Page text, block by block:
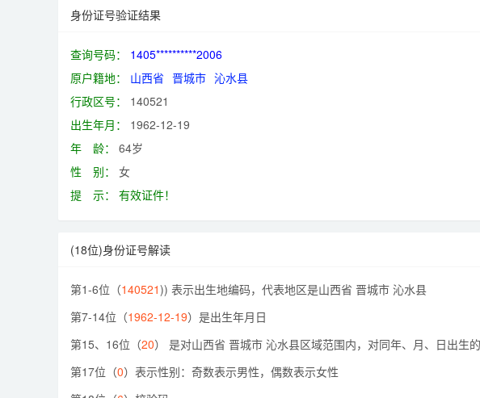
身份证号验证结果
查询号码：
1405**********2006
原户籍地：
山西省 晋城市 沁水县
行政区号：
140521
出生年月：
1962-12-19
年 龄：
64岁
性 别：
女
提 示：
有效证件！
(18位)身份证号解读
第1-6位（140521)) 表示出生地编码，代表地区是山西省 晋城市 沁水县
第7-14位（1962-12-19）是出生年月日
第15、16位（20） 是对山西省 晋城市 沁水县区域范围内，对同年、月、日出生
第17位（0）表示性别：奇数表示男性，偶数表示女性